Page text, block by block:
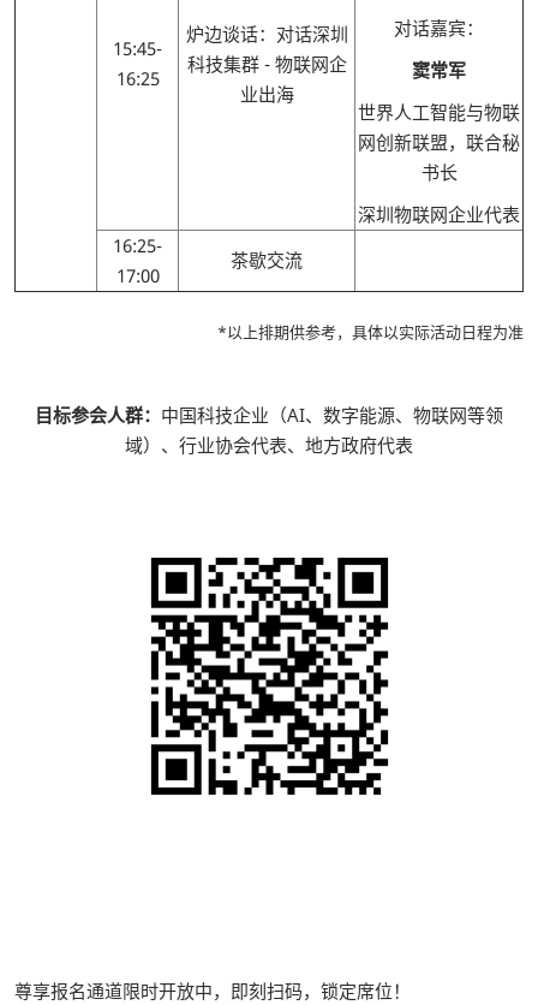
15:45-
16:25
炉边谈话：对话深圳
科技集群 - 物联网企
业出海
对话嘉宾：
窦常军
世界人工智能与物联
网创新联盟，联合秘
书长
深圳物联网企业代表
16:25-
17:00
茶歇交流
*以上排期供参考，具体以实际活动日程为准
目标参会人群： 中国科技企业（AI、数字能源、物联网等领
域）、行业协会代表、地方政府代表
尊享报名通道限时开放中，即刻扫码，锁定席位！